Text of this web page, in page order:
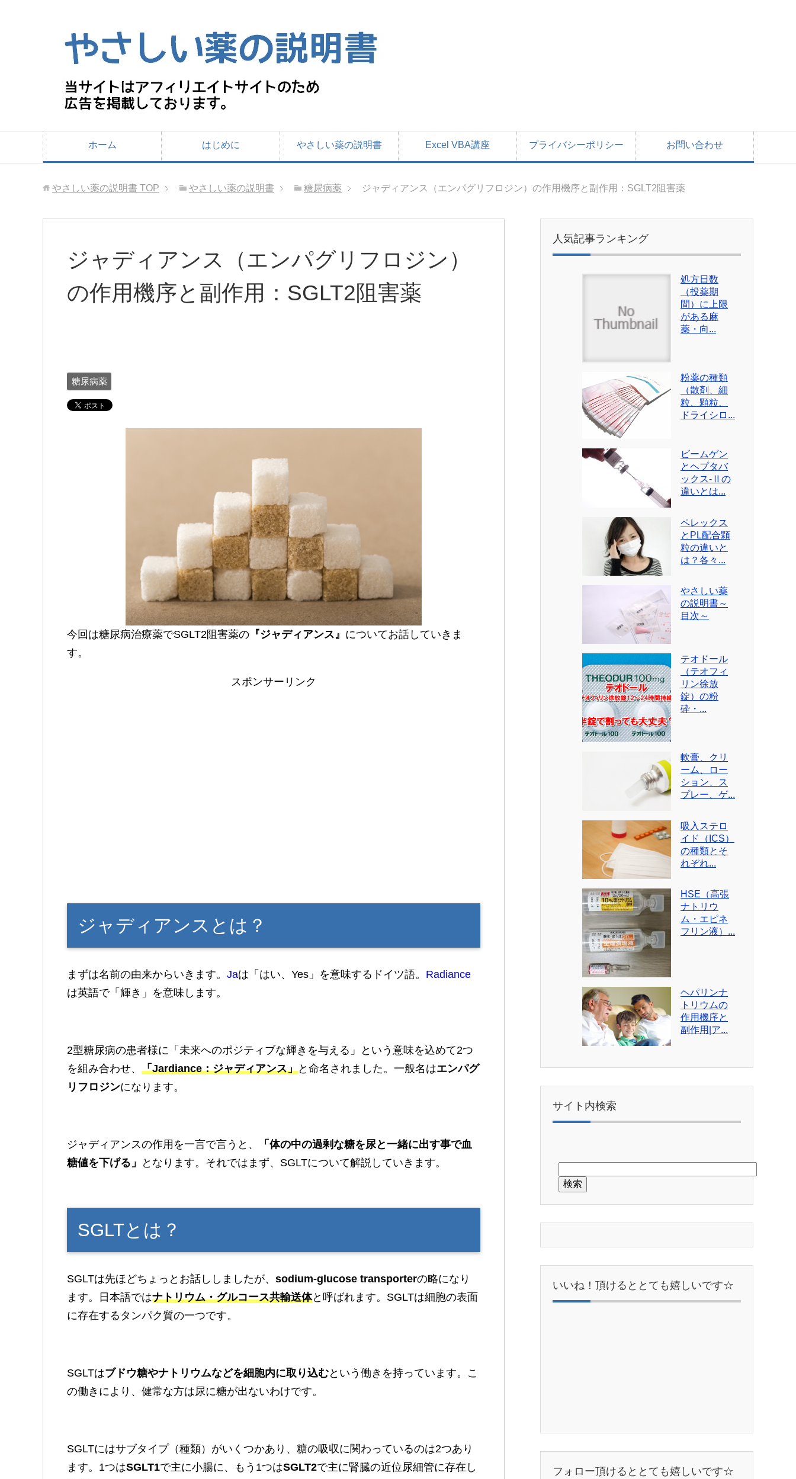
ホーム はじめに やさしい薬の説明書 Excel VBA講座 プライバシーポリシー お問い合わせ
やさしい薬の説明書 TOP やさしい薬の説明書 糖尿病薬 ジャディアンス（エンパグリフロジン）の作用機序と副作用：SGLT2阻害薬
ジャディアンス（エンパグリフロジン）
の作用機序と副作用：SGLT2阻害薬
糖尿病薬
今回は糖尿病治療薬でSGLT2阻害薬の 『ジャディアンス』 についてお話していきま
す。
スポンサーリンク
ジャディアンスとは？
まずは名前の由来からいきます。 Jaは「はい、Yes」を意味するドイツ語。 Radiance
は英語で「輝き」を意味します。
2型糖尿病の患者様に「未来へのポジティブな輝きを与える」という意味を込めて2つ
を組み合わせ、 「Jardiance：ジャディアンス」と命名されました。一般名はエンパグ
リフロジンになります。
ジャディアンスの作用を一言で言うと、
「体の中の過剰な糖を尿と一緒に出す事で血
糖値を下げる」
となります。それではまず、SGLTについて解説していきます。
SGLTとは？
SGLTは先ほどちょっとお話ししましたが、 sodium-glucose transporterの略になり
ます。日本語ではナトリウム・グルコース共輸送体と呼ばれます。SGLTは細胞の表面
に存在するタンパク質の一つです。
SGLTはブドウ糖やナトリウムなどを細胞内に取り込むという働きを持っています。こ
の働きにより、健常な方は尿に糖が出ないわけです。
SGLTにはサブタイプ（種類）がいくつかあり、糖の吸収に関わっているのは2つあり
ます。1つはSGLT1で主に小腸に、もう1つはSGLT2で主に腎臓の近位尿細管に存在し
人気記事ランキング
処方日数
（投薬期
間）に上限
がある麻
薬・向...
粉薬の種類
（散剤、細
粒、顆粒、
ドライシロ...
ビームゲン
とヘプタバ
ックス-Ⅱの
違いとは...
ペレックス
とPL配合顆
粒の違いと
は？各々...
やさしい薬
の説明書～
目次～
テオドール
（テオフィ
リン徐放
錠）の粉
砕・...
軟膏、クリ
ーム、ロー
ション、ス
プレー、ゲ...
吸入ステロ
イド（ICS）
の種類とそ
れぞれ...
HSE（高張
ナトリウ
ム・エピネ
フリン液）...
ヘパリンナ
トリウムの
作用機序と
副作用|ア...
サイト内検索
いいね！頂けるととても嬉しいです☆
フォロー頂けるととても嬉しいです☆